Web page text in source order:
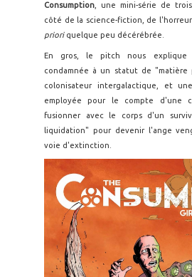
Consumption , une mini-série de
côté de la science-fiction, de
priori quelque peu décérébrée.
En gros, le pitch nous
condamnée à un statut de "matière
colonisateur intergalactique, et
employée pour le compte d'une
fusionner avec le corps d'un
liquidation" pour devenir l'ange
voie d'extinction.